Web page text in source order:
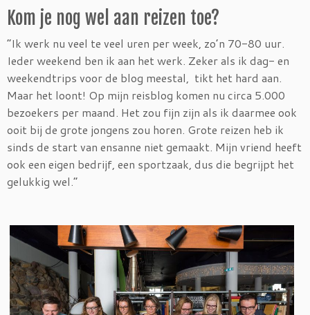
Kom je nog wel aan reizen toe?
“Ik werk nu veel te veel uren per week, zo’n 70-80 uur.
Ieder weekend ben ik aan het werk. Zeker als ik dag- en
weekendtrips voor de blog meestal, tikt het hard aan.
Maar het loont! Op mijn reisblog komen nu circa 5.000
bezoekers per maand. Het zou fijn zijn als ik daarmee ook
ooit bij de grote jongens zou horen. Grote reizen heb ik
sinds de start van ensanne niet gemaakt. Mijn vriend heeft
ook een eigen bedrijf, een sportzaak, dus die begrijpt het
gelukkig wel.”